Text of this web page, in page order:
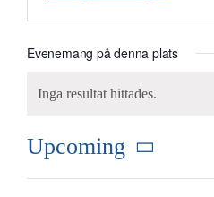
Café
Evenemang på denna plats
Notice
Inga resultat hittades.
Upcoming
Välj